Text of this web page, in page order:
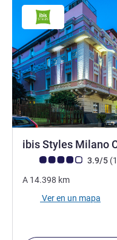
ibis Styles Milano
Nota de clientes de3.9/5
A 14.398 km
Ver en un mapa